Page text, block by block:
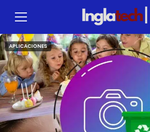
para
contenido
Menú
APLICACIONES